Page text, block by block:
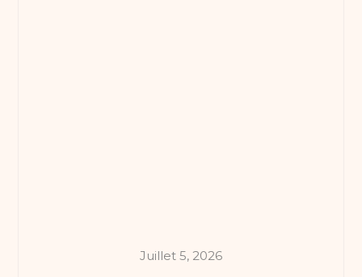
Juillet 5, 2026